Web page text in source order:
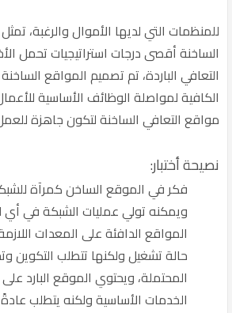
للمنظمات التي لديها الأموال والرغبة،
الساخنة أقصى درجات استراتيجيات تحمل
التعافي الباردة، تم تصميم المواقع
الكافية لمواصلة الوظائف الأساسية
مواقع التعافي الساخنة لتكون جاهزة
نصيحة أختبار:
فكر في الموقع الساخن كمرآة
ويمكنه تولي عمليات الشبكة في
المواقع الدافئة على المعدات
حالة تشغيل ولكنها تتطلب التكوين
المحتملة، ويحتوي الموقع البارد
الخدمات الأساسية ولكنه يتطلب